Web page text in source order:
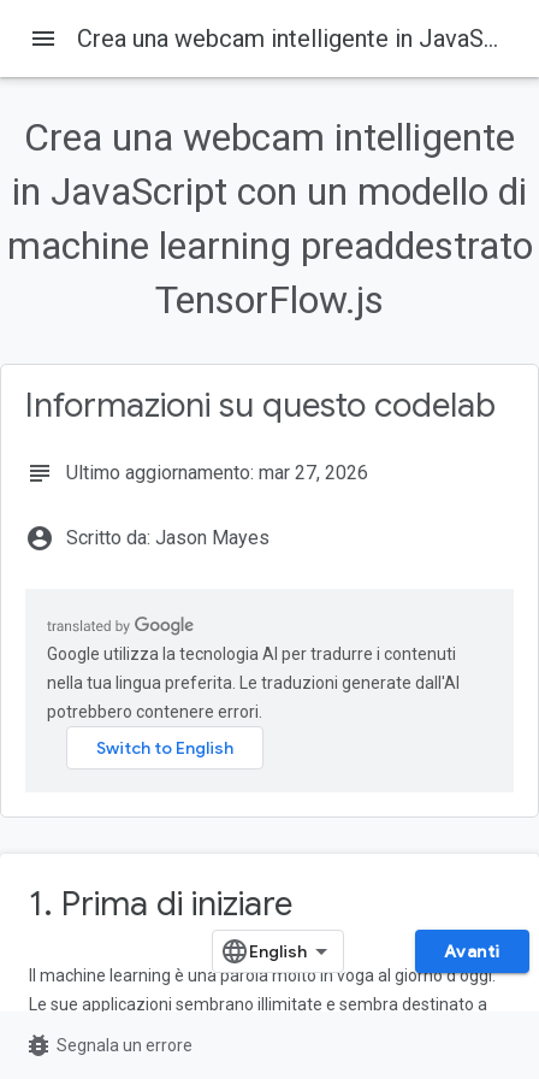
Su questa pagina
1. Prima di iniziare
Prerequisiti
Cosa creerai
Cosa imparerai a fare
2. Che cos'è TensorFlow.js?
menu Crea una webcam intelligente in JavaScript con un modello di machine learning preaddestrato TensorFlow.js
Crea una webcam intelligente
in JavaScript con un modello di
machine learning preaddestrato
TensorFlow.js
Informazioni su questo codelab
subject Ultimo aggiornamento: mar 27, 2026
account_circle Scritto da: Jason Mayes
Google utilizza la tecnologia AI per tradurre i contenuti
nella tua lingua preferita. Le traduzioni generate dall'AI
potrebbero contenere errori.
1. Prima di iniziare
Il machine learning è una parola molto in voga al giorno d'oggi.
Le sue applicazioni sembrano illimitate e sembra destinato a
toccare quasi tutti i settori nel prossimo futuro. Se lavori come
ingegnere o designer, front-end o back-end, e hai familiarità
Avanti
bug_report Segnala un errore